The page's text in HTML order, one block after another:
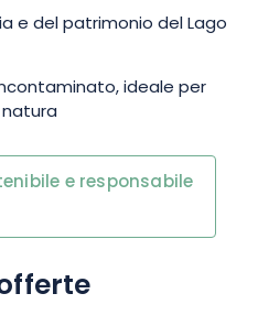
e del patrimonio del Lago
ideale per
e responsabile